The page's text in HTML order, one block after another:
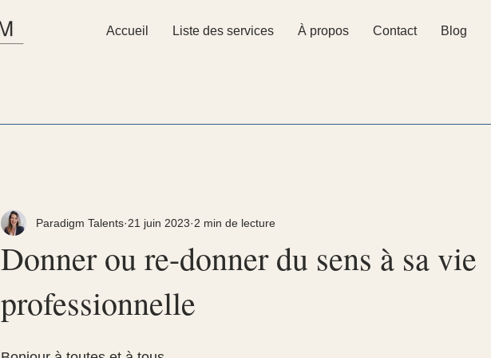
Accueil Liste des services À propos Contact Blog
Donner ou re-donner du sens à sa vie
professionnelle
Paradigm Talents 21 juin 2023 2 min de lecture